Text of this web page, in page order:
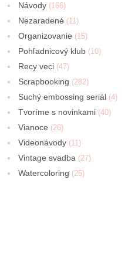
Návody (166)
Nezaradené (11)
Organizovanie (15)
Pohľadnicový klub (10)
Recy veci (47)
Scrapbooking (282)
Suchý embossing seriál (4)
Tvoríme s novinkami (40)
Vianoce (26)
Videonávody (11)
Vintage svadba (27)
Watercoloring (25)